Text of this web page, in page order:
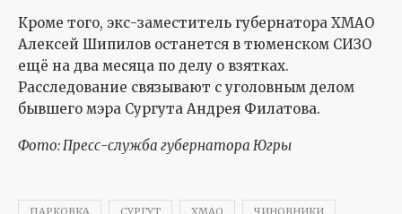
Кроме того, экс-заместитель губернатора ХМАО
Алексей Шипилов останется в тюменском СИЗО
ещё на два месяца по делу о взятках.
Расследование связывают с уголовным делом
бывшего мэра Сургута Андрея Филатова.
Фото: Пресс-служба губернатора Югры
ПАРКОВКА СУРГУТ ХМАО ЧИНОВНИКИ